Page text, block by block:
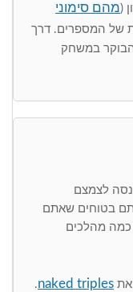
( מהם סימוני
של המספרים. דרך
במשחק
לצמצם
בטוחים שאתם
מהלכים
את naked triples
.